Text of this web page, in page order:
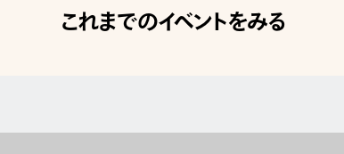
これまでのイベントをみる